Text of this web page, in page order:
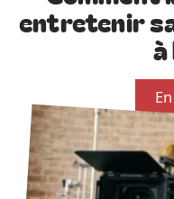
entretenir